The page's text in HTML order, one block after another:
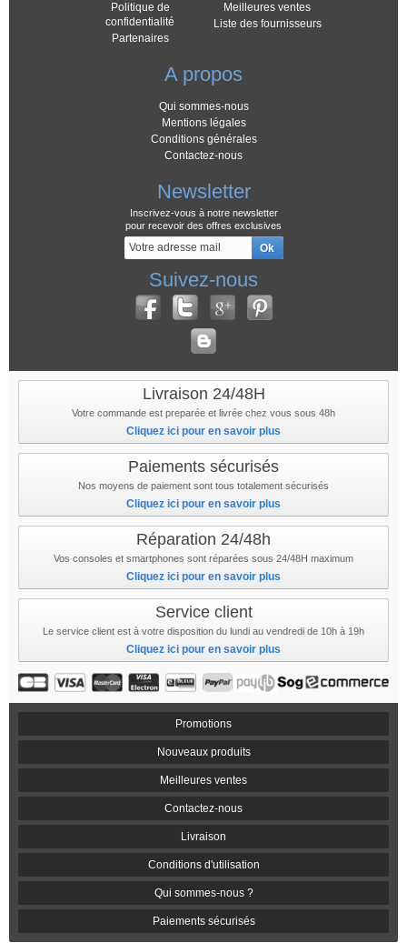
Politique de
confidentialité
Partenaires
Meilleures ventes
Liste des fournisseurs
A propos
Qui sommes-nous
Mentions légales
Conditions générales
Contactez-nous
Newsletter
Inscrivez-vous à notre newsletter
pour recevoir des offres exclusives
Suivez-nous
Livraison 24/48H
Votre commande est preparée et livrée chez vous sous 48h
Cliquez ici pour en savoir plus
Paiements sécurisés
Nos moyens de paiement sont tous totalement sécurisés
Cliquez ici pour en savoir plus
Réparation 24/48h
Vos consoles et smartphones sont réparées sous 24/48H maximum
Cliquez ici pour en savoir plus
Service client
Le service client est à votre disposition du lundi au vendredi de 10h à 19h
Cliquez ici pour en savoir plus
Promotions
Nouveaux produits
Meilleures ventes
Contactez-nous
Livraison
Conditions d'utilisation
Qui sommes-nous ?
Paiements sécurisés